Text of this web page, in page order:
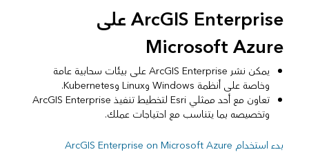
ArcGIS Enterprise على
Microsoft Azure
يمكن نشر ArcGIS Enterprise على بيئات سحابية عامة
وخاصة على أنظمة Windows وLinux وKubernetes.
تعاون مع أحد ممثلي Esri لتخطيط تنفيذ ArcGIS Enterprise
وتخصيصه بما يتناسب مع احتياجات عملك.
بدء استخدام ArcGIS Enterprise on Microsoft Azure